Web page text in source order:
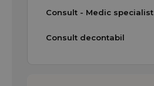
Consult - Medic specialist
Consult decontabil